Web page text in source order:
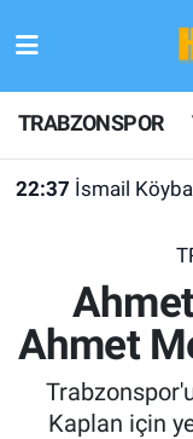
TRABZONSPOR
22:37 İsmail
Ahmet
Kaplan için
TRABZON
KULİS
1461
Hava Durumu
Trafik
Son Dakika
Haber Arşivi